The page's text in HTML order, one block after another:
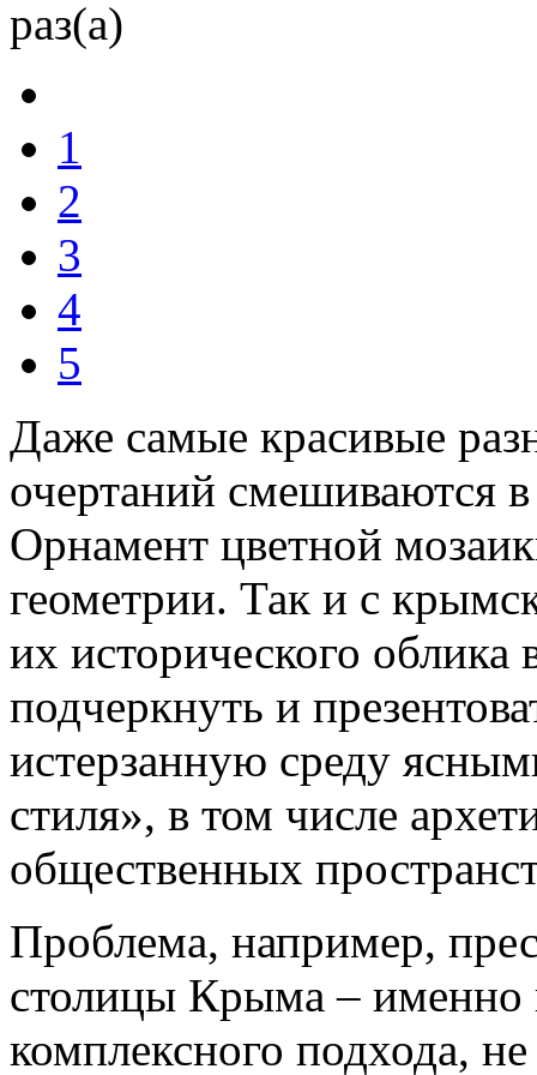
раз(а)
1
2
3
4
5
Даже самые красивые
очертаний смешиваются
Орнамент цветной
геометрии. Так и с
их исторического
подчеркнуть и
истерзанную среду
стиля», в том числе
общественных
Проблема, например,
столицы Крыма – именно
комплексного подхода,